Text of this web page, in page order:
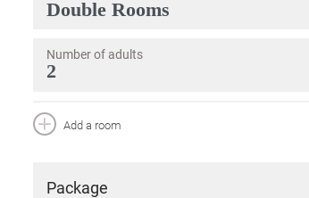
Number of adults
Add a room
Package